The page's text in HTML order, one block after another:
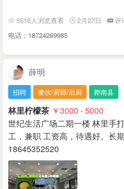
5516人浏览查看 2月27日
评
电话：18724269985
薛明
招聘 餐饮/厨师/后厨 桦南县
林里柠檬茶 ￥3000 - 5000
世纪生活广场二期一楼 林里手
工，兼职 工资高，待遇好。长
18645352520